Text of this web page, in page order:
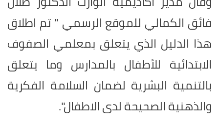
فائق الكمالي للموقع الرسمي " تم اطلاق
هذا الدليل الذي يتعلق بمعلمي الصفوف
الابتدائية للأطفال بالمدارس وما يتعلق
بالتنمية البشرية لضمان السلامة الفكرية
والذهنية الصحيحة لدى الاطفال".